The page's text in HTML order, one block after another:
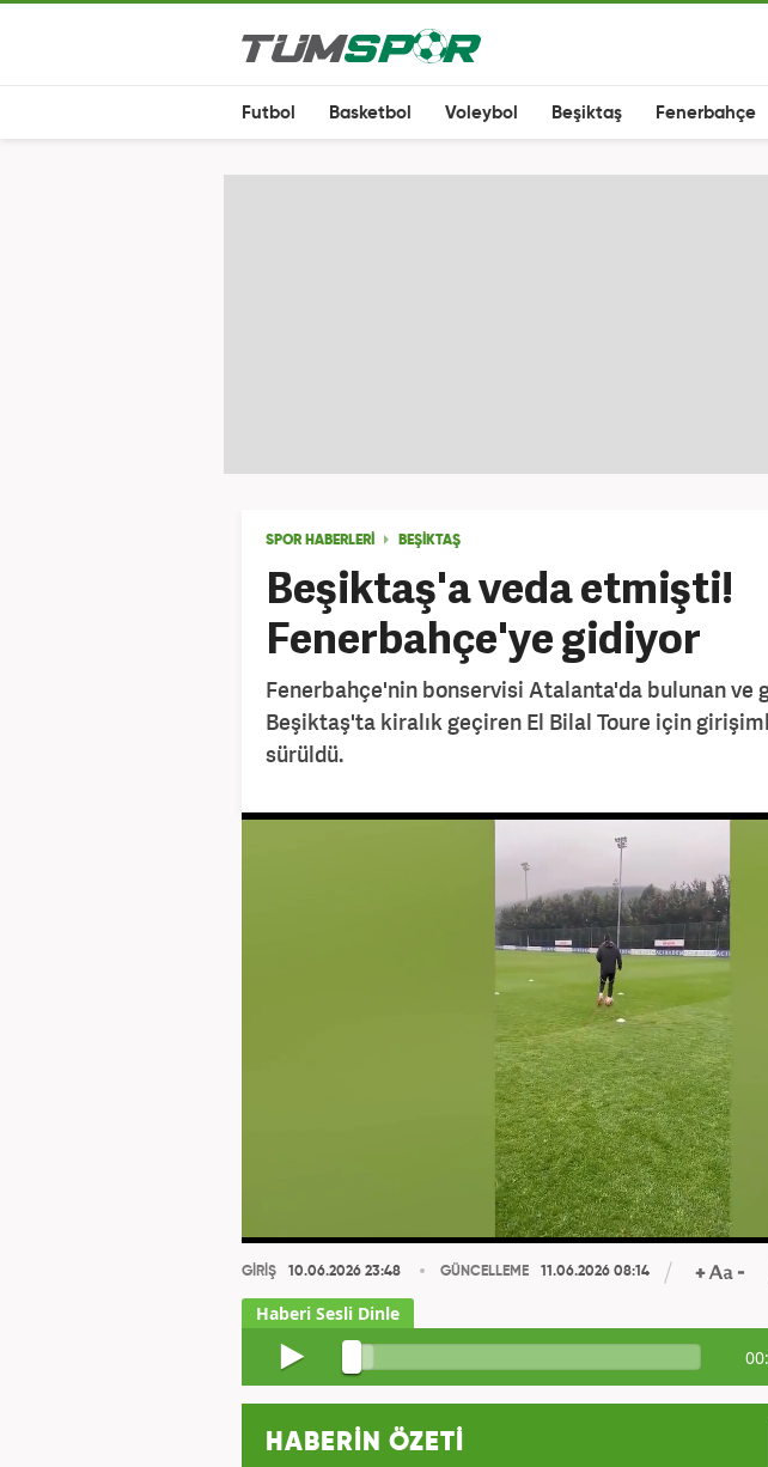
Futbol Basketbol Voleybol Beşiktaş Fenerbahçe
SPOR HABERLERİ BEŞIKTAŞ
Beşiktaş'a veda etmişti!
Fenerbahçe'ye gidiyor
Fenerbahçe'nin bonservisi Atalanta'da bulunan ve
Beşiktaş'ta kiralık geçiren El Bilal Toure için
sürüldü.
GİRİŞ 10.06.2026 23:48 GÜNCELLEME 11.06.2026 08:14
HABERİN ÖZETİ